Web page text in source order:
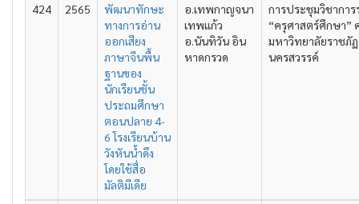
424 2565
พัฒนาทักษะ
ทางการอ่าน
ออกเสียง
ภาษาจีนพื้น
ฐานของ
นักเรียนชั้น
ประถมศึกษา
ตอนปลาย 4-
6 โรงเรียนบ้าน
วังหันน้ำดึง
โดยใช้สื่อ
มัลติมีเดีย
อ.เทพกาญจนา
เทพแก้ว
อ.นันทิวัน อิน
หาดกรวด
การประชุมวิชากา
“ครุศาสตร์ศึกษา”
มหาวิทยาลัยราชภัฏ
นครสวรรค์